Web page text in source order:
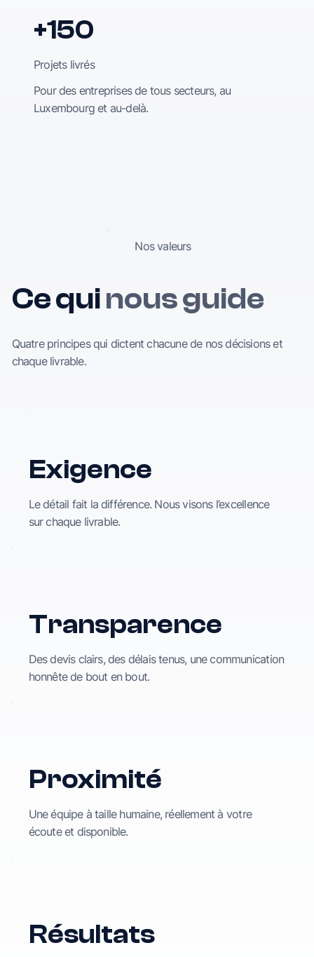
+150
Projets livrés
Pour des entreprises de tous secteurs, au
Luxembourg et au-delà.
Nos valeurs
Ce quinous guide
Quatre principes qui dictent chacune de nos décisions et
chaque livrable.
Exigence
Le détail fait la différence. Nous visons l’excellence
sur chaque livrable.
Transparence
Des devis clairs, des délais tenus, une communication
honnête de bout en bout.
Proximité
Une équipe à taille humaine, réellement à votre
écoute et disponible.
Résultats